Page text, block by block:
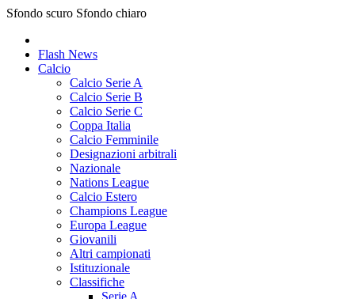
Sfondo scuro Sfondo chiaro
Flash News
Calcio
Calcio Serie A
Calcio Serie B
Calcio Serie C
Coppa Italia
Calcio Femminile
Designazioni arbitrali
Nazionale
Nations League
Calcio Estero
Champions League
Europa League
Giovanili
Altri campionati
Istituzionale
Classifiche
Serie A